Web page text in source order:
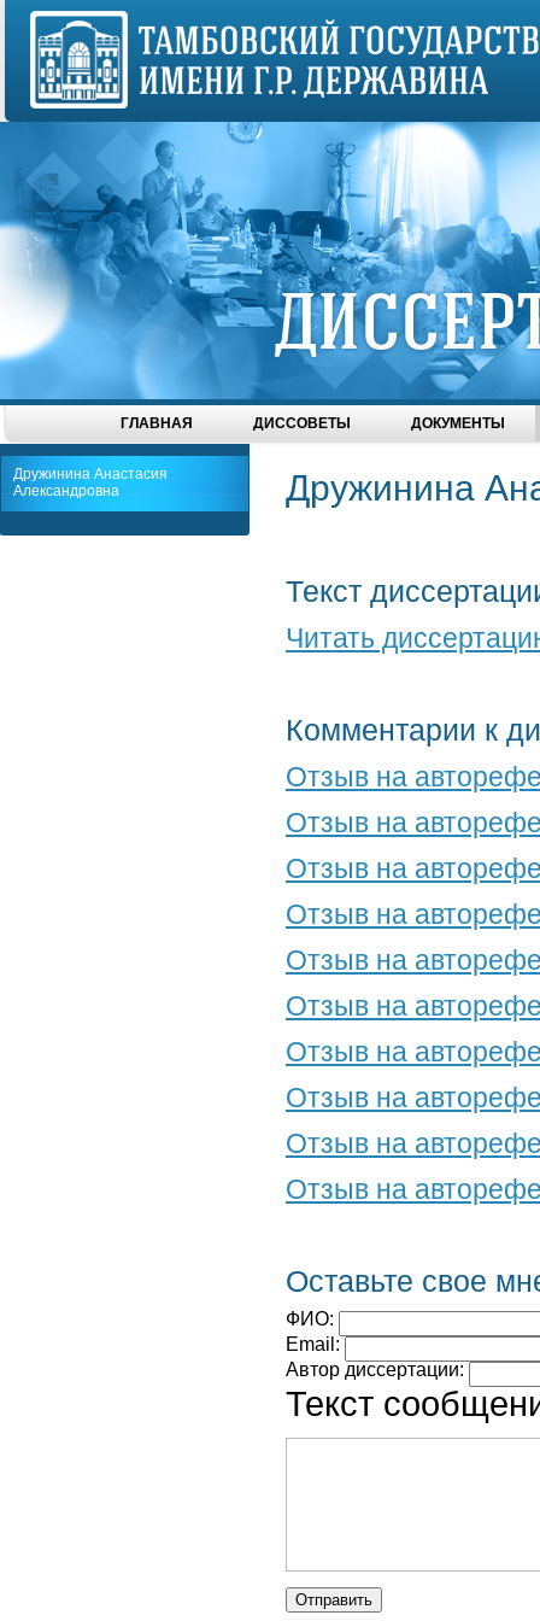
ГЛАВНАЯ ДИССОВЕТЫ ДОКУМЕНТЫ
Дружинина Анастасия
Александровна
Дружинина
Текст
Читать
Комментарии к
Отзыв на
Отзыв на
Отзыв на
Отзыв на
Отзыв на
Отзыв на
Отзыв на
Отзыв на
Отзыв на
Отзыв на
Оставьте свое
ФИО:
Email:
Автор диссертации:
Текст